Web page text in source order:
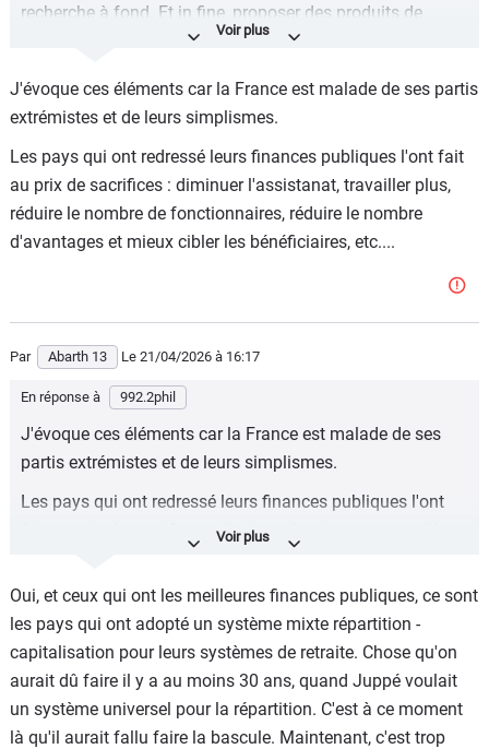
Ce portail, nommé CAPE (Consolidated Administration
américaine des douanes (CBP) à la suite d'une décision
de la Cour suprême invalidant certains tarifs imposés
sous la loi IEEPA
Donc, non' "il n'y a pas qu'à "....
Si en plus, vous croyez qu'avec un peu de capitalisation
au niveau de la retraite en France, vous allez pouvoir
continuer à travailler jusque 62 ans, vous vous bercez de
tous les pays voisins (européens) pour des crétins finis,
car ils ont tous relevé l'âge du départ à la retraite !
Et je pourrais prendre d'autres exemples, vous parler du
nombre de jours de congés (15 j/an maximum légal après
20 années de travail ), etc, etc...
En résumé, sortez de chez vous, renseignez-vous....
recherche à fond. Et in fine, proposer des produits de
Et oui, je le sais que les 35h00, la retraite à 60 ans ou
encore la surenchère de fonctionnaires au niveau
full répartition vu notre démographie aussi.
J'évoque ces éléments car la France est malade de ses partis
extrémistes et de leurs simplismes.
Les pays qui ont redressé leurs finances publiques l'ont fait
au prix de sacrifices : diminuer l'assistanat, travailler plus,
réduire le nombre de fonctionnaires, réduire le nombre
d'avantages et mieux cibler les bénéficiaires, etc....
Par Abarth 13 Le 21/04/2026 à 16:17
En réponse à 992.2phil
J'évoque ces éléments car la France est malade de ses
partis extrémistes et de leurs simplismes.
Les pays qui ont redressé leurs finances publiques l'ont
fait au prix de sacrifices : diminuer l'assistanat, travailler
nombre d'avantages et mieux cibler les bénéficiaires,
etc....
Oui, et ceux qui ont les meilleures finances publiques, ce sont
les pays qui ont adopté un système mixte répartition -
capitalisation pour leurs systèmes de retraite. Chose qu'on
aurait dû faire il y a au moins 30 ans, quand Juppé voulait
un système universel pour la répartition. C'est à ce moment
là qu'il aurait fallu faire la bascule. Maintenant, c'est trop